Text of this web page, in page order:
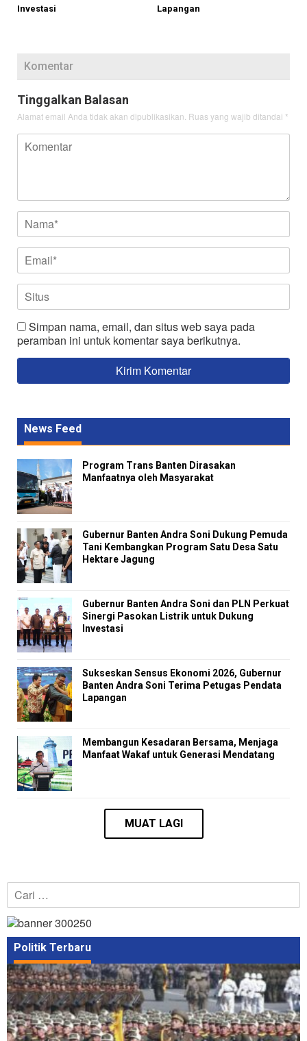
Investasi Lapangan
Komentar
Tinggalkan Balasan
Alamat email Anda tidak akan dipublikasikan. Ruas yang wajib ditandai *
Simpan nama, email, dan situs web saya pada
peramban ini untuk komentar saya berikutnya.
News Feed
Program Trans Banten Dirasakan
Manfaatnya oleh Masyarakat
Gubernur Banten Andra Soni Dukung Pemuda
Tani Kembangkan Program Satu Desa Satu
Hektare Jagung
Gubernur Banten Andra Soni dan PLN Perkuat
Sinergi Pasokan Listrik untuk Dukung
Investasi
Sukseskan Sensus Ekonomi 2026, Gubernur
Banten Andra Soni Terima Petugas Pendata
Lapangan
Membangun Kesadaran Bersama, Menjaga
Manfaat Wakaf untuk Generasi Mendatang
Cari
untuk:
Politik Terbaru